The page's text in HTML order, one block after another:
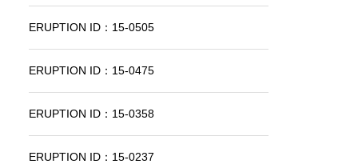
ERUPTION ID：15-0505
ERUPTION ID：15-0475
ERUPTION ID：15-0358
ERUPTION ID：15-0237